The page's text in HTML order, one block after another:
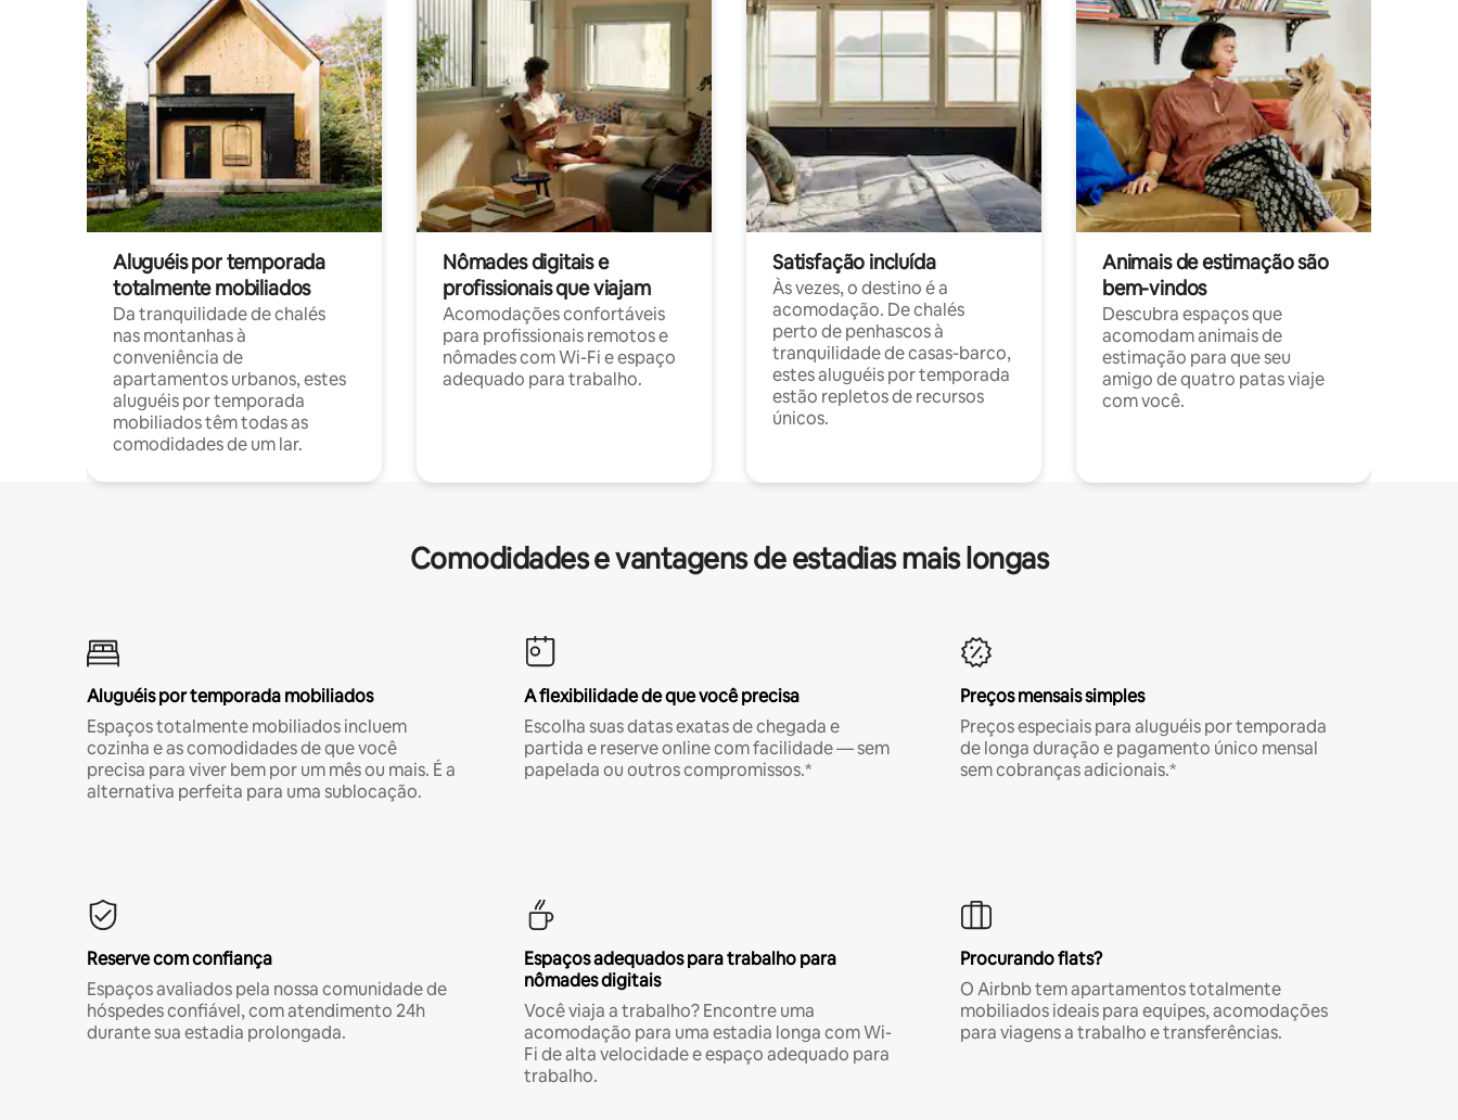
Aluguéis por temporada
totalmente mobiliados
Da tranquilidade de chalés
nas montanhas à
conveniência de
apartamentos urbanos, estes
aluguéis por temporada
mobiliados têm todas as
comodidades de um lar.
Nômades digitais e
profissionais que viajam
Acomodações confortáveis
para profissionais remotos e
nômades com Wi-Fi e espaço
adequado para trabalho.
Satisfação incluída
Às vezes, o destino é a
acomodação. De chalés
perto de penhascos à
tranquilidade de casas-barco,
estes aluguéis por temporada
estão repletos de recursos
únicos.
Animais de estimação são
bem-vindos
Descubra espaços que
acomodam animais de
estimação para que seu
amigo de quatro patas viaje
com você.
Comodidades e vantagens de estadias mais longas
Aluguéis por temporada mobiliados
Espaços totalmente mobiliados incluem
cozinha e as comodidades de que você
precisa para viver bem por um mês ou mais. É a
alternativa perfeita para uma sublocação.
A flexibilidade de que você precisa
Escolha suas datas exatas de chegada e
partida e reserve online com facilidade — sem
papelada ou outros compromissos.*
Preços mensais simples
Preços especiais para aluguéis por temporada
de longa duração e pagamento único mensal
sem cobranças adicionais.*
Reserve com confiança
Espaços avaliados pela nossa comunidade de
hóspedes confiável, com atendimento 24h
durante sua estadia prolongada.
Espaços adequados para trabalho para
nômades digitais
Você viaja a trabalho? Encontre uma
acomodação para uma estadia longa com Wi-
Fi de alta velocidade e espaço adequado para
trabalho.
Procurando flats?
O Airbnb tem apartamentos totalmente
mobiliados ideais para equipes, acomodações
para viagens a trabalho e transferências.